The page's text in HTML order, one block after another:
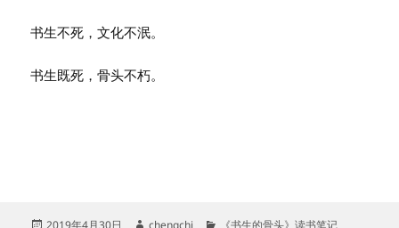
书生不死，文化不泯。
书生既死，骨头不朽。
发
2019年4月30日 作
chengchi 分《书生的骨头》读书笔记